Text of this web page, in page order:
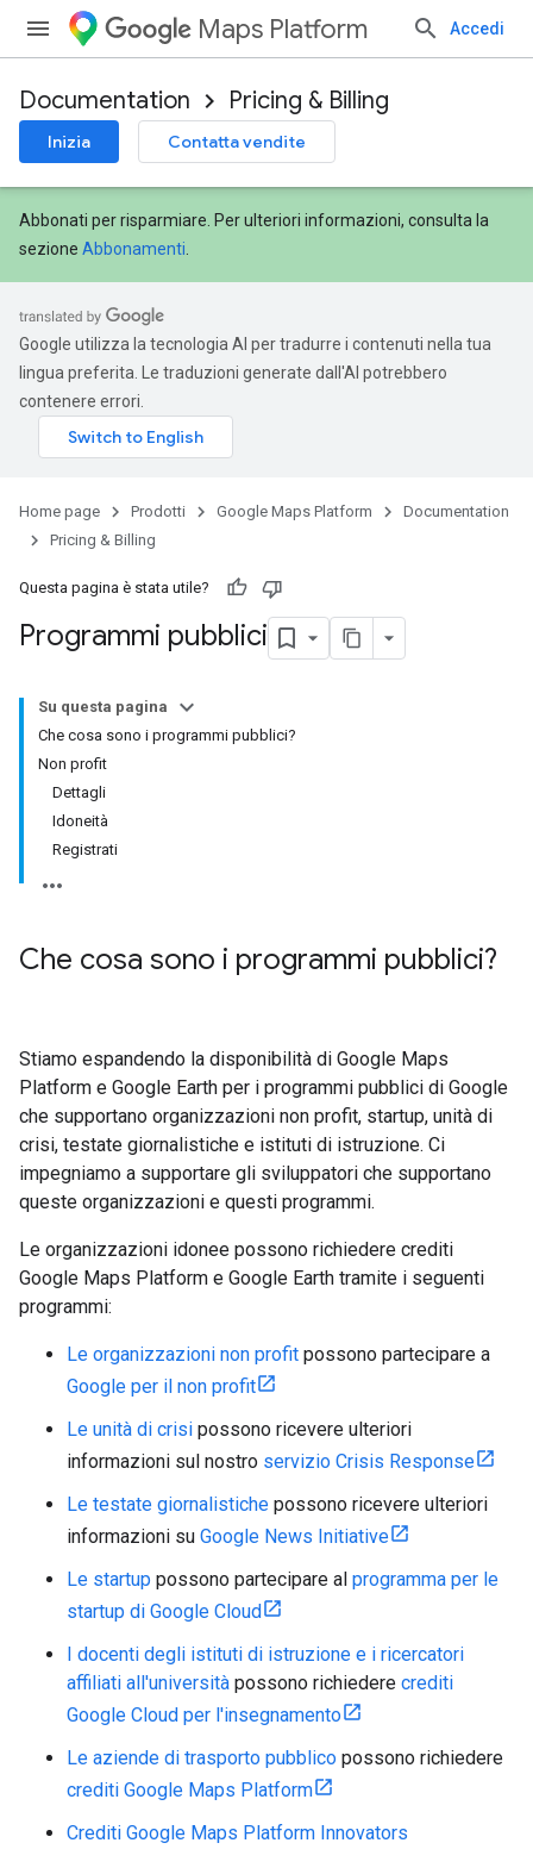
Maps Platform Accedi
Documentation Pricing & Billing
Inizia Contatta vendite
Abbonati per risparmiare. Per ulteriori informazioni, consulta la
sezione Abbonamenti
Google utilizza la tecnologia AI per tradurre i contenuti nella tua
lingua preferita. Le traduzioni generate dall'AI potrebbero
contenere errori.
Home page Prodotti Google Maps Platform
Documentation
Pricing & Billing
Questa pagina è stata utile?
Programmi pubblici
Su questa pagina
Che cosa sono i programmi pubblici?
Non profit
Dettagli
Idoneità
Registrati
Che cosa sono i programmi pubblici?
Stiamo espandendo la disponibilità di Google Maps
Platform e Google Earth per i programmi pubblici di Google
che supportano organizzazioni non profit, startup, unità di
crisi, testate giornalistiche e istituti di istruzione. Ci
impegniamo a supportare gli sviluppatori che supportano
queste organizzazioni e questi programmi.
Le organizzazioni idonee possono richiedere crediti
Google Maps Platform e Google Earth tramite i seguenti
programmi:
Le organizzazioni non profit possono partecipare a
Google per il non profit
Le unità di crisi possono ricevere ulteriori
informazioni sul nostro servizio Crisis Response
Le testate giornalistiche possono ricevere ulteriori
informazioni su Google News Initiative
Le startup possono partecipare al programma per le
startup di Google Cloud
I docenti degli istituti di istruzione e i ricercatori
affiliati all'università possono richiedere crediti
Google Cloud per l'insegnamento
Le aziende di trasporto pubblico possono richiedere
crediti Google Maps Platform
Crediti Google Maps Platform Innovators